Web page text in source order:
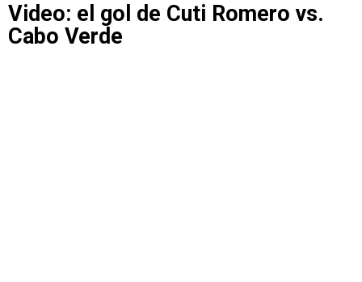
Video: el gol de Cuti Romero vs.
Cabo Verde